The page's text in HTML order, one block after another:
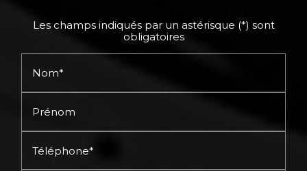
Les champs indiqués par un astérisque (*) sont
obligatoires
Nom*
Prénom
Téléphone*